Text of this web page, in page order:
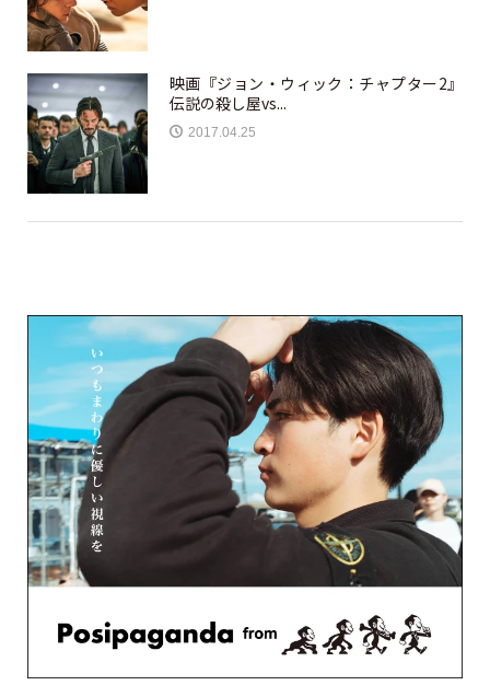
映画『ジョン・ウィック：チャプター2』
伝説の殺し屋vs...
2017.04.25